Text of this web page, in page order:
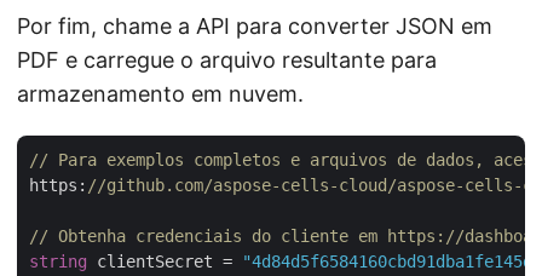
Por fim, chame a API para converter JSON em
PDF e carregue o arquivo resultante para
armazenamento em nuvem.
// Para exemplos completos e arquivos de dados,
https: //github.com/aspose-cells-cloud/aspose-cells-
// Obtenha credenciais do cliente em https://
string clientSecret =